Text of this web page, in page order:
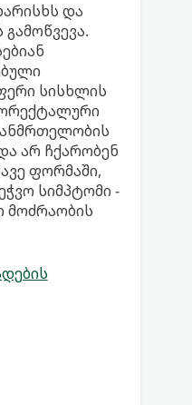
და
სისხლის
არ ჩქარობენ
ფორმაში,
სიმპტომი -
მოძრაობის